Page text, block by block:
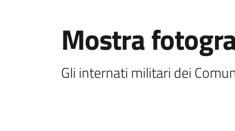
Mostra
Gli internati militari dei